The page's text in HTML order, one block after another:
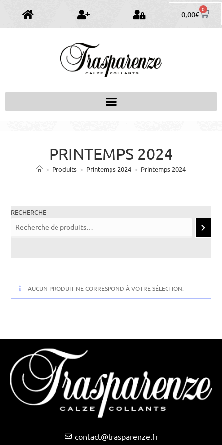
0,00€ 0
PRINTEMPS 2024
> Produits > Printemps 2024 > Printemps 2024
RECHERCHE
AUCUN PRODUIT NE CORRESPOND À VOTRE SÉLECTION.
contact@trasparenze.fr